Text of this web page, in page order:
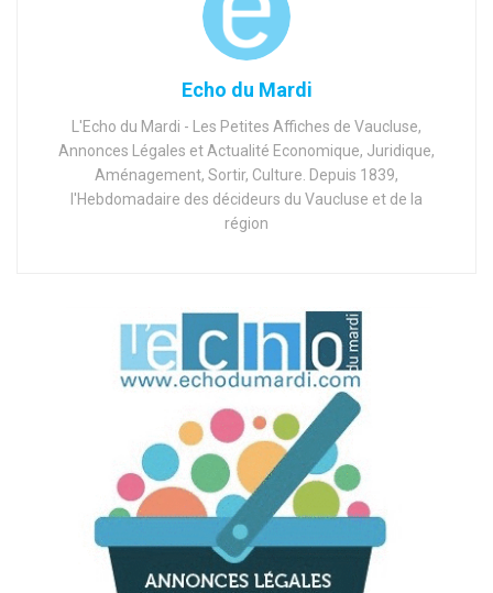
Echo du Mardi
L'Echo du Mardi - Les Petites Affiches de Vaucluse,
Annonces Légales et Actualité Economique, Juridique,
Aménagement, Sortir, Culture. Depuis 1839,
l'Hebdomadaire des décideurs du Vaucluse et de la
région